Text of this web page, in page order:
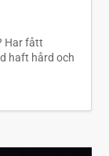
Har fått
haft hård och